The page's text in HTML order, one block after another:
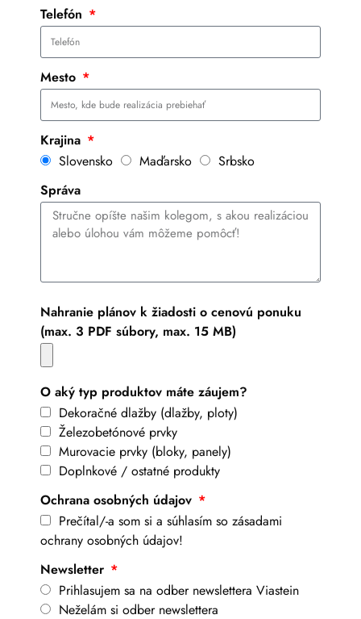
Telefón
Mesto
Krajina
Slovensko
Maďarsko
Srbsko
Správa
Nahranie plánov k žiadosti o cenovú ponuku
(max. 3 PDF súbory, max. 15 MB)
O aký typ produktov máte záujem?
Dekoračné dlažby (dlažby, ploty)
Železobetónové prvky
Murovacie prvky (bloky, panely)
Doplnkové / ostatné produkty
Ochrana osobných údajov
Prečítal/-a som si a súhlasím so zásadami
ochrany osobných údajov!
Newsletter
Prihlasujem sa na odber newslettera Viastein
Neželám si odber newslettera